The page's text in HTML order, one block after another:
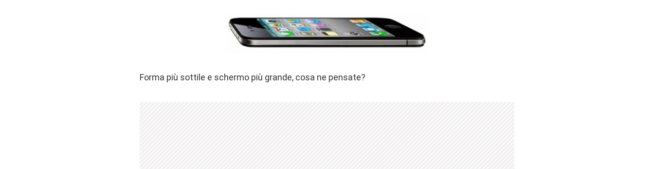
Forma più sottile e schermo più grande, cosa ne pensate?